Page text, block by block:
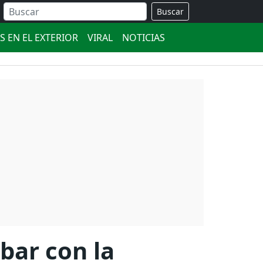
Buscar
EN EL EXTERIOR VIRAL NOTICIAS
con la